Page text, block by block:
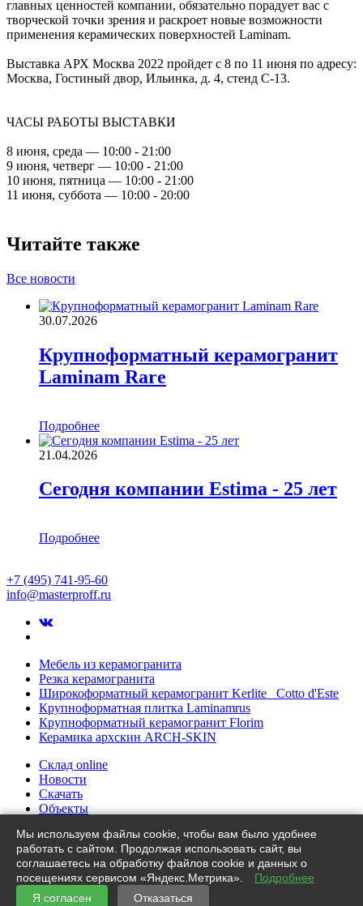
главных ценностей компании, обязательно порадует вас c
творческой точки зрения и раскроет новые возможности
применения керамических поверхностей Laminam.
Выставка АРХ Москва 2022 пройдет с 8 по 11 июня по адресу:
Москва, Гостиный двор, Ильинка, д. 4, стенд С-13.
ЧАСЫ РАБОТЫ ВЫСТАВКИ
8 июня, среда — 10:00 - 21:00
9 июня, четверг — 10:00 - 21:00
10 июня, пятница — 10:00 - 21:00
11 июня, суббота — 10:00 - 20:00
Читайте также
Все новости
30.07.2026
Крупноформатный керамогранит
Laminam Rare
Подробнее
21.04.2026
Сегодня компании Estima - 25 лет
Подробнее
+7 (495) 741-95-60
info@masterproff.ru
Мебель из керамогранита
Резка керамогранита
Широкоформатный керамогранит Kerlite Cotto d'Este
Крупноформатная плитка Laminamrus
Крупноформатный керамогранит Florim
Керамика архскин ARCH-SKIN
Склад online
Новости
Скачать
Объекты
Раздел пользователя
Блог
Контакты
Словарь
Мы используем файлы cookie, чтобы вам было удобнее
работать с сайтом. Продолжая использовать сайт, вы
соглашаетесь на обработку файлов cookie и данных о
посещениях сервисом «Яндекс.Метрика».
Подробнее
Я согласен
Отказаться